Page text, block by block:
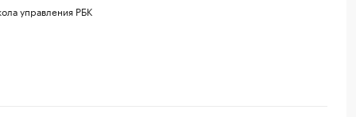
управления РБК